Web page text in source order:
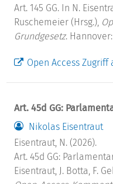
Art. 145 GG. In N.
Ruschemeier (Hrsg.),
Grundgesetz. Hannover:
Open Access
Art. 45d GG:
Nikolas Eisentraut
Eisentraut, N. (2026).
Art. 45d GG:
Eisentraut, J. Botta, F.